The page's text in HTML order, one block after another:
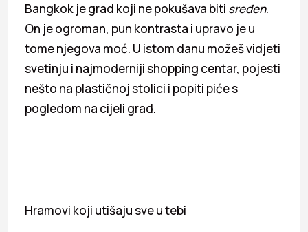
Bangkok je grad koji ne pokušava biti sređen.
On je ogroman, pun kontrasta i upravo je u
tome njegova moć. U istom danu možeš vidjeti
svetinju i najmoderniji shopping centar, pojesti
nešto na plastičnoj stolici i popiti piće s
pogledom na cijeli grad.
Hramovi koji utišaju sve u tebi